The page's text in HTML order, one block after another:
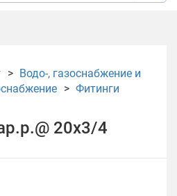
Водо-, газоснабжение и
Фитинги
20х3/4